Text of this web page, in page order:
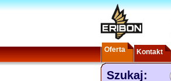
Oferta Kontakt
Szukaj: